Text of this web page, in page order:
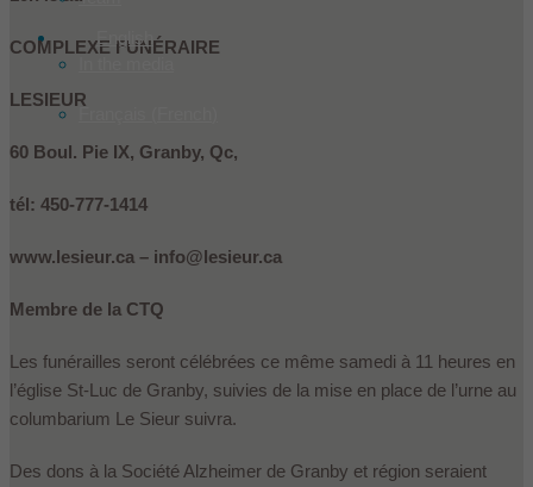
English
COMPLEXE FUNÉRAIRE
LESIEUR
60 Boul. Pie IX, Granby, Qc,
tél: 450-777-1414
www.lesieur.ca – info@lesieur.ca
Membre de la CTQ
Les funérailles seront célébrées ce même samedi à 11 heures en
l’église St-Luc de Granby, suivies de la mise en place de l’urne au
columbarium Le Sieur suivra.
Des dons à la Société Alzheimer de Granby et région seraient